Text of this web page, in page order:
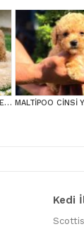
COK UYGUN RAKAMLARA GERÇEK MALTİPOO YAVRULAR
Kedi